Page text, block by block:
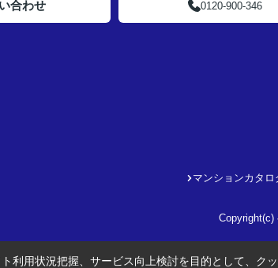
合わせ 0120-900-346
マンションカタロ
Copyright(c)
利用状況把握、サービス向上検討を目的として、ク